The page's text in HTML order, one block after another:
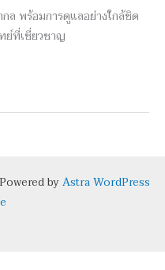
ล พร้อมการดูแลอย่างใกล้ชิด
ย์ที่เชี่ยวชาญ
byAstra WordPress